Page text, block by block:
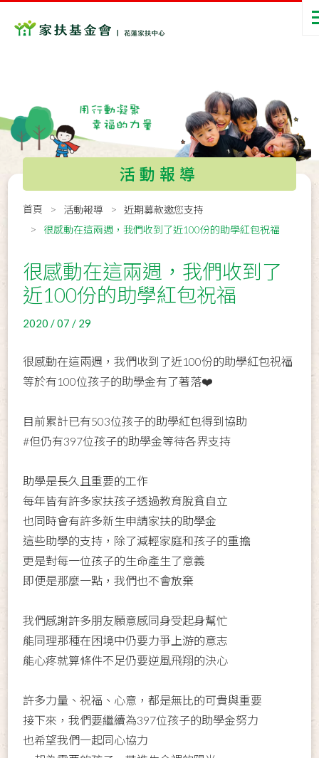
活動報導
首頁 活動報導
近期募款邀您支持
很感動在這兩週，我們收到了近100份的助學紅包祝福
很感動在這兩週，我們收到了
近100份的助學紅包祝福
2020 / 07 / 29
很感動在這兩週，我們收到了近100份的助學紅包祝福
等於有100位孩子的助學金有了著落❤️
目前累計已有503位孩子的助學紅包得到協助
#但仍有397位孩子的助學金等待各界支持
助學是長久且重要的工作
每年皆有許多家扶孩子透過教育脫貧自立
也同時會有許多新生申請家扶的助學金
這些助學的支持，除了減輕家庭和孩子的重擔
更是對每一位孩子的生命產生了意義
即便是那麼一點，我們也不會放棄
我們感謝許多朋友願意感同身受起身幫忙
能同理那種在困境中仍要力爭上游的意志
能心疼就算條件不足仍要逆風飛翔的決心
許多力量、祝福、心意，都是無比的可貴與重要
接下來，我們要繼續為397位孩子的助學金努力
也希望我們一起同心協力